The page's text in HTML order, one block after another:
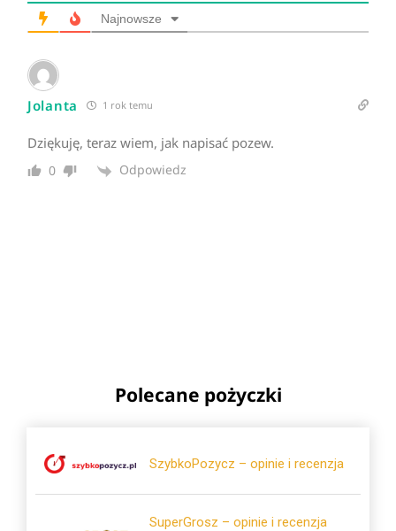
Najnowsze
Jolanta 1 rok temu
Dziękuję, teraz wiem, jak napisać pozew.
0 Odpowiedz
Polecane pożyczki
SzybkoPozycz – opinie i recenzja
SuperGrosz – opinie i recenzja